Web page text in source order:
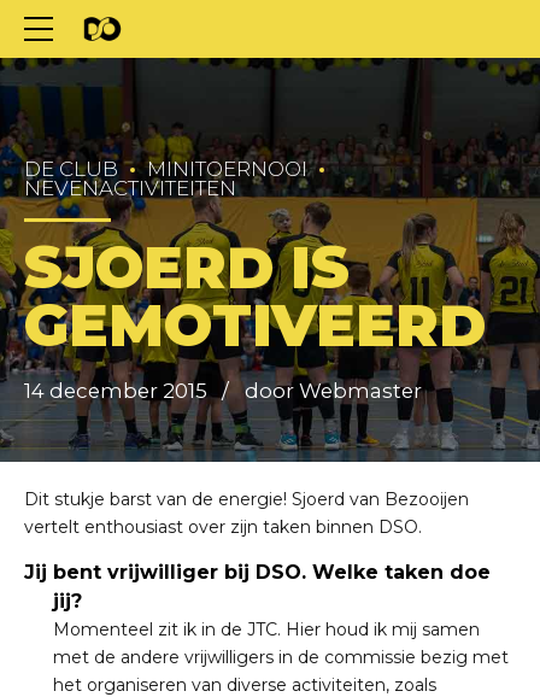
DE CLUB
MINITOERNOOI
NEVENACTIVITEITEN
SJOERD IS
GEMOTIVEERD
14 december 2015 door Webmaster
Dit stukje barst van de energie! Sjoerd van Bezooijen
vertelt enthousiast over zijn taken binnen DSO.
Jij bent vrijwilliger bij DSO. Welke taken doe
jij?
Momenteel zit ik in de JTC. Hier houd ik mij samen
met de andere vrijwilligers in de commissie bezig met
het organiseren van diverse activiteiten, zoals